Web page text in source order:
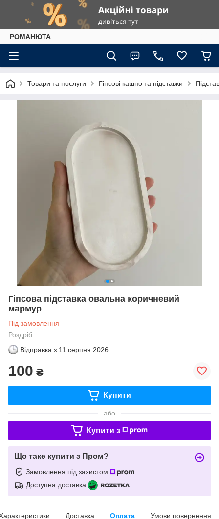
РОМАНЮТА
Товари та послуги Гіпсові кашпо та підставки
Гіпсова підставка овальна коричневий
мармур
Під замовлення
Роздріб
Відправка з 11 серпня 2026
100 ₴
Купити
або
Купити з
Що таке купити з Пром?
Замовлення під захистом
Доступна доставка
Доставка Оплата Умови повернення